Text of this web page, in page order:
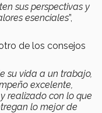
sus perspectivas y
esenciales”,
de los consejos
su vida a un trabajo,
excelente,
realizado con lo que
lo mejor de